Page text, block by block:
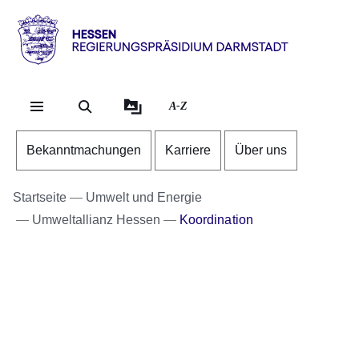
Direkt zum Kopf der
Direkt zum Inhalt
Direkt zum Fuß der
Hessen
RP
Darmstadt
A-Z
Bekanntmachungen Karriere Über uns
Startseite
Umwelt und Energie
Umweltallianz Hessen
Koordination